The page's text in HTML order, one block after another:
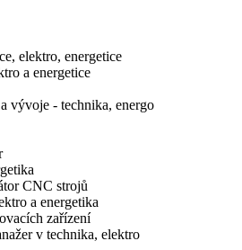
elektro, energetice
a energetice
vývoje - technika, energo
CNC strojů
a energetika
zařízení
v technika, elektro